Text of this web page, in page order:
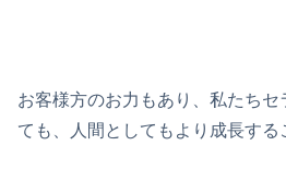
お客様方のお力もあり、私たち
ても、人間としてもより成長する